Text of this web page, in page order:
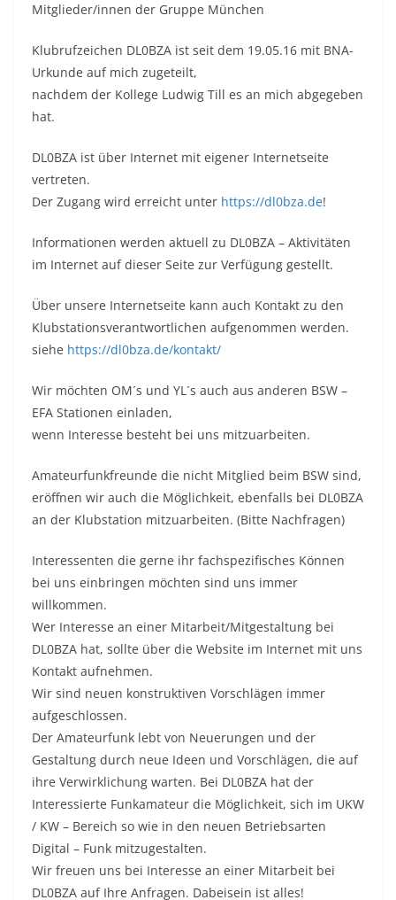
Mitglieder/innen der Gruppe München
Klubrufzeichen DL0BZA ist seit dem 19.05.16 mit BNA-
Urkunde auf mich zugeteilt,
nachdem der Kollege Ludwig Till es an mich abgegeben
hat.
DL0BZA ist über Internet mit eigener Internetseite
vertreten.
Der Zugang wird erreicht unter https://dl0bza.de!
Informationen werden aktuell zu DL0BZA – Aktivitäten
im Internet auf dieser Seite zur Verfügung gestellt.
Über unsere Internetseite kann auch Kontakt zu den
Klubstationsverantwortlichen aufgenommen werden.
siehe https://dl0bza.de/kontakt/
Wir möchten OM´s und YL´s auch aus anderen BSW –
EFA Stationen einladen,
wenn Interesse besteht bei uns mitzuarbeiten.
Amateurfunkfreunde die nicht Mitglied beim BSW sind,
eröffnen wir auch die Möglichkeit, ebenfalls bei DL0BZA
an der Klubstation mitzuarbeiten. (Bitte Nachfragen)
Interessenten die gerne ihr fachspezifisches Können
bei uns einbringen möchten sind uns immer
willkommen.
Wer Interesse an einer Mitarbeit/Mitgestaltung bei
DL0BZA hat, sollte über die Website im Internet mit uns
Kontakt aufnehmen.
Wir sind neuen konstruktiven Vorschlägen immer
aufgeschlossen.
Der Amateurfunk lebt von Neuerungen und der
Gestaltung durch neue Ideen und Vorschlägen, die auf
ihre Verwirklichung warten. Bei DL0BZA hat der
Interessierte Funkamateur die Möglichkeit, sich im UKW
/ KW – Bereich so wie in den neuen Betriebsarten
Digital – Funk mitzugestalten.
Wir freuen uns bei Interesse an einer Mitarbeit bei
DL0BZA auf Ihre Anfragen. Dabeisein ist alles!